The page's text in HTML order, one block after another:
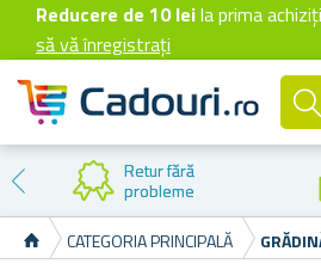
Reducere de 10 leila prima
să vă înregistrați
CATEGORIA PRINCIPALĂ